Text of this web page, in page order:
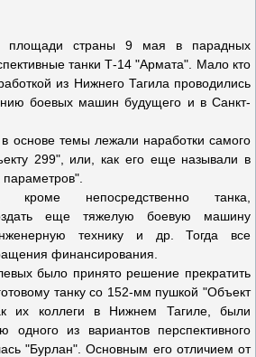
площади страны 9 мая в парадных
танки Т-14 "Армата". Мало кто
из Нижнего Тагила проводились
боевых машин будущего и в Санкт-
основе темы лежали наработки самого
299", или, как его еще называли в
непосредственно танка,
еще тяжелую боевую машину
технику и др. Тогда все
финансирования.
было принято решение прекратить
танку со 152-мм пушкой "Объект
их коллеги в Нижнем Тагиле, были
одного из вариантов перспективного
"Бурлан". Основным его отличием от